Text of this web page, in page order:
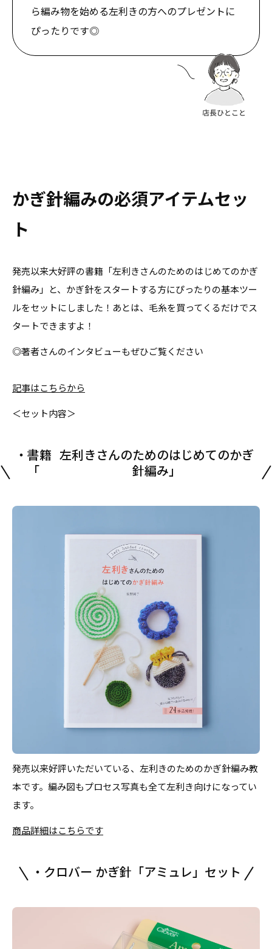
ら編み物を始める左利きの方へのプレゼントに
ぴったりです◎
かぎ針編みの必須アイテムセッ
ト
発売以来大好評の書籍 「左利きさんのためのはじめてのかぎ
針編み」と、 かぎ針をスタートする方にぴったりの基本ツー
ルをセットにしました！あとは、毛糸を買ってくるだけでス
タートできますよ！
◎著者さんのインタビューもぜひご覧ください
記事はこちらから
＜セット内容＞
・書籍
「
左利きさんのためのはじめてのかぎ
針編み」
発売以来好評いただいている、左利きのためのかぎ針編み教
本です。編み図もプロセス写真も全て左利き向けになってい
ます。
商品詳細はこちらです
・クロバー かぎ針「アミュレ」セット